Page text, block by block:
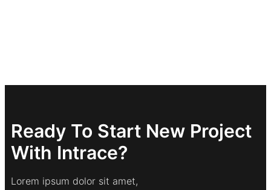
Ready To Start New Project
With Intrace?
Lorem ipsum dolor sit amet,